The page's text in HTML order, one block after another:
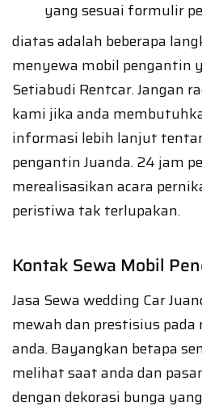
yang sesuai formulir
diatas adalah beberapa
menyewa mobil pengantin
Setiabudi Rentcar. Jangan
kami jika anda
informasi lebih lanjut
pengantin Juanda. 24 jam
merealisasikan acara
peristiwa tak terlupakan.
Kontak Sewa Mobil
Jasa Sewa wedding Car
mewah dan prestisius
anda. Bayangkan betapa
melihat saat anda dan
dengan dekorasi bunga